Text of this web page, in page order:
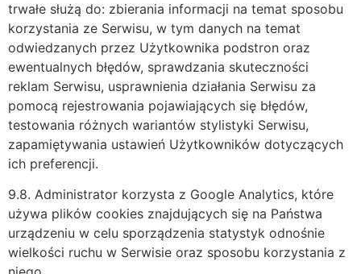
trwałe służą do: zbierania informacji na temat sposobu
korzystania ze Serwisu, w tym danych na temat
odwiedzanych przez Użytkownika podstron oraz
ewentualnych błędów, sprawdzania skuteczności
reklam Serwisu, usprawnienia działania Serwisu za
pomocą rejestrowania pojawiających się błędów,
testowania różnych wariantów stylistyki Serwisu,
zapamiętywania ustawień Użytkowników dotyczących
ich preferencji.
9.8. Administrator korzysta z Google Analytics, które
używa plików cookies znajdujących się na Państwa
urządzeniu w celu sporządzenia statystyk odnośnie
wielkości ruchu w Serwisie oraz sposobu korzystania z